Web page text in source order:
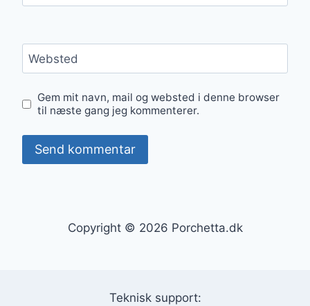
Websted
Gem mit navn, mail og websted i denne browser
til næste gang jeg kommenterer.
Copyright © 2026 Porchetta.dk
Teknisk support: